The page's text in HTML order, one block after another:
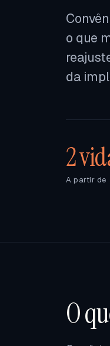
o que
da
2
A partir de
O